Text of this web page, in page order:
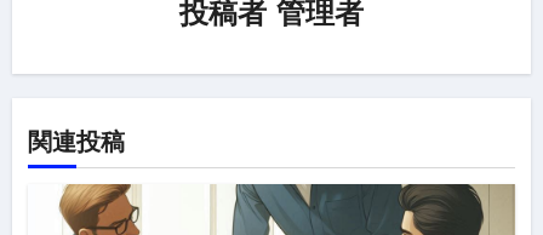
投稿者 管理者
関連投稿